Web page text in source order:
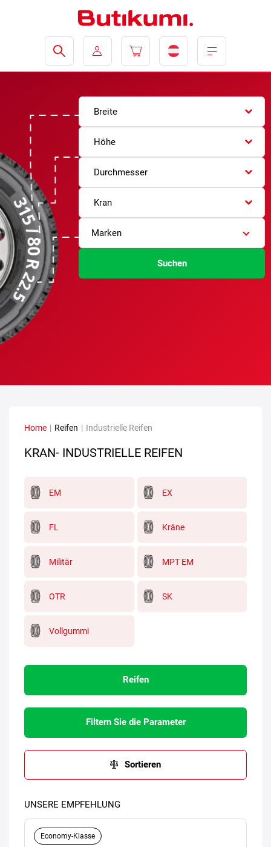
Breite
Höhe
Durchmesser
Kran
Marken
Suchen
Home | Reifen | Industrielle Reifen
KRAN- INDUSTRIELLE REIFEN
EM EX
FL Kräne
Militär MPT EM
OTR SK
Vollgummi
Reifen
Filtern Sie die Parameter
Sortieren
UNSERE EMPFEHLUNG
Economy-Klasse